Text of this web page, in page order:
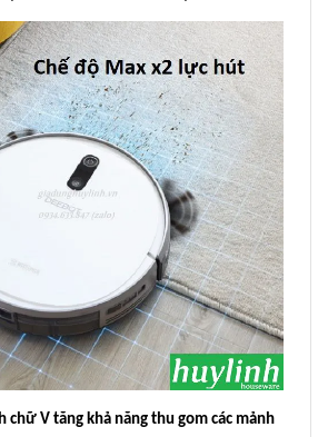
chữ V tăng khả năng thu gom các mảnh